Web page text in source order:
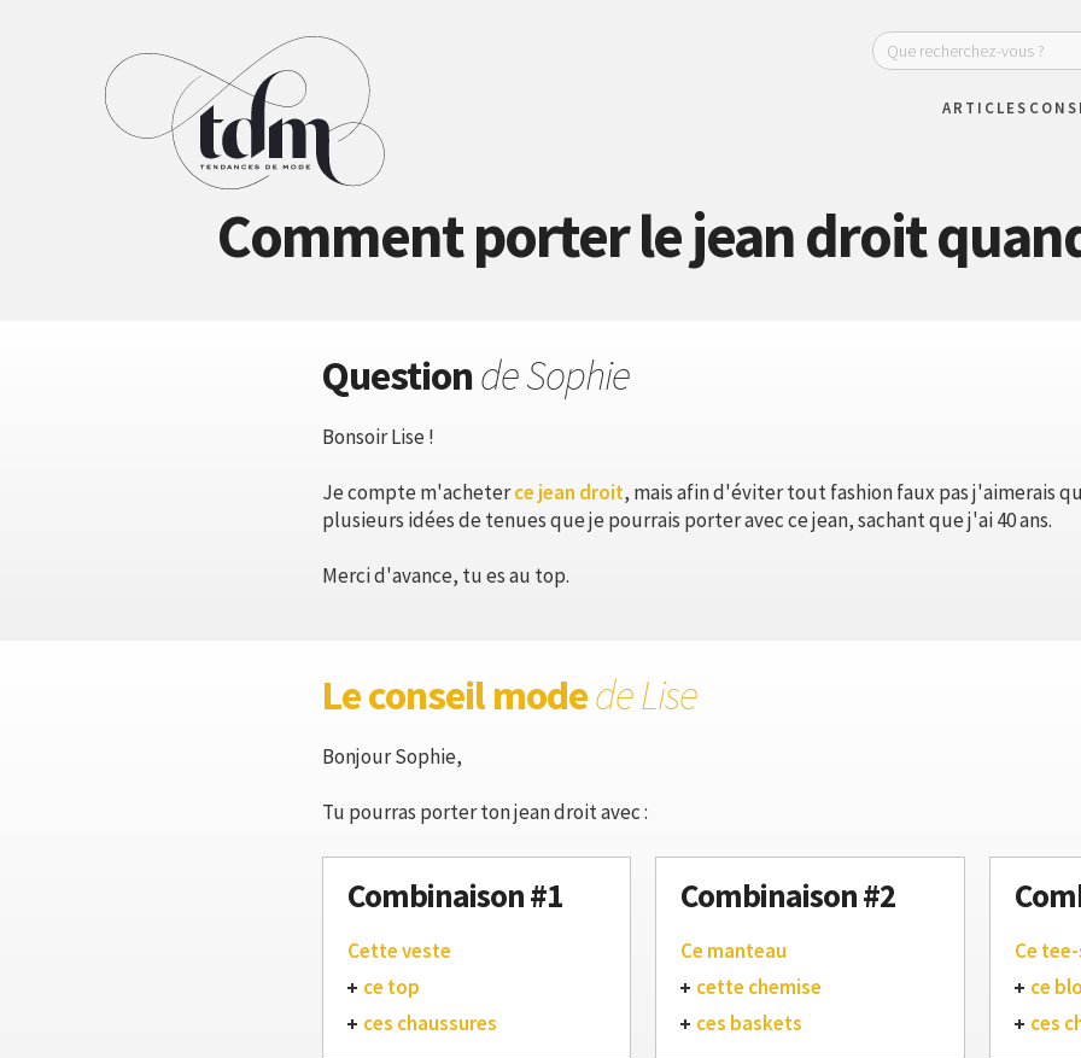
ARTICLES
Comment porter le jean droit
Questionde Sophie
Bonsoir Lise !
Je compte m'acheterce jean droit, mais afin d'éviter tout fashion faux pas j'aimerais
plusieurs idées de tenues que je pourrais porter avec ce jean, sachant que j'ai 40 ans.
Merci d'avance, tu es au top.
Le conseil modede Lise
Bonjour Sophie,
Tu pourras porter ton jean droit avec :
Combinaison #1
Cette veste
ce top
ces chaussures
Combinaison #2
Ce manteau
cette chemise
ces baskets
Ce
ce
ces